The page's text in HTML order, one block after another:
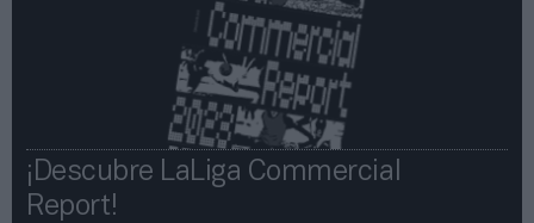
¡Descubre LaLiga Commercial
Report!​​